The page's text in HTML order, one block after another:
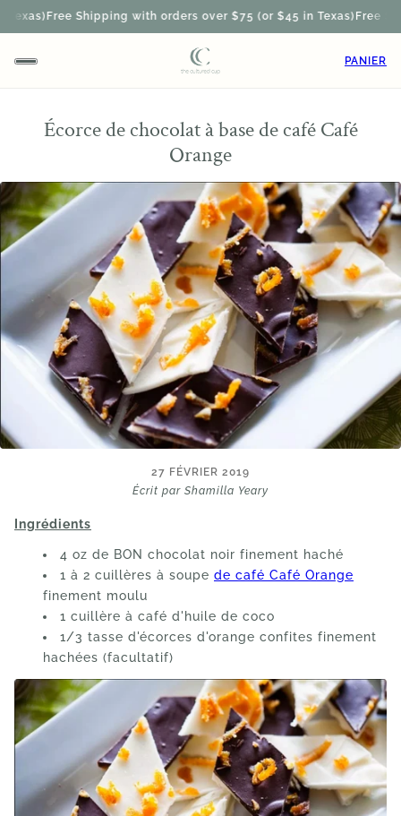
Free Shipping with orders over $75 (or $45 in Texas)Free
PANIER
Écorce de chocolat à base de café Café
Orange
27 FÉVRIER 2019
Écrit par Shamilla Yeary
Ingrédients
4 oz de BON chocolat noir finement haché
1 à 2 cuillères à soupe de café Café Orange
finement moulu
1 cuillère à café d'huile de coco
1/3 tasse d'écorces d'orange confites finement
hachées (facultatif)